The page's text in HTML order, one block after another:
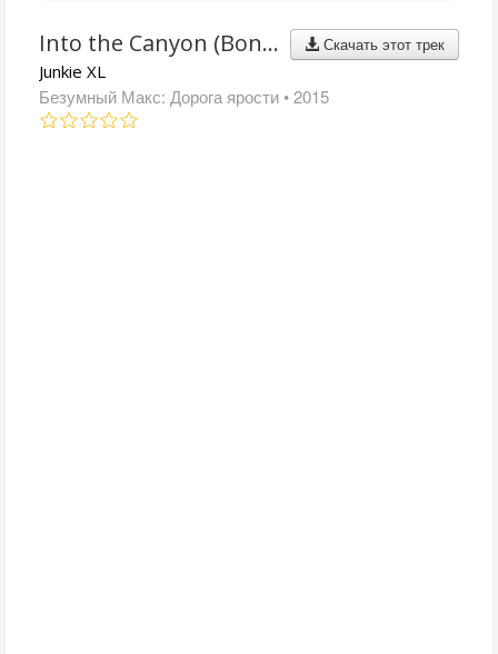
Скачать этот трек
Into the Canyon (Bonus Track)
Junkie XL
Безумный Макс: Дорога ярости • 2015